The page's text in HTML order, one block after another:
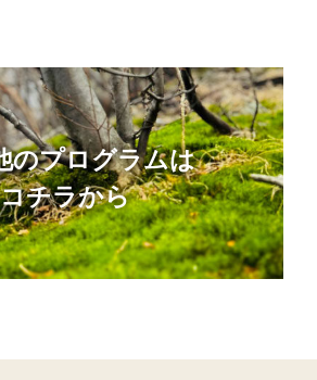
のプログラムは
コチラから